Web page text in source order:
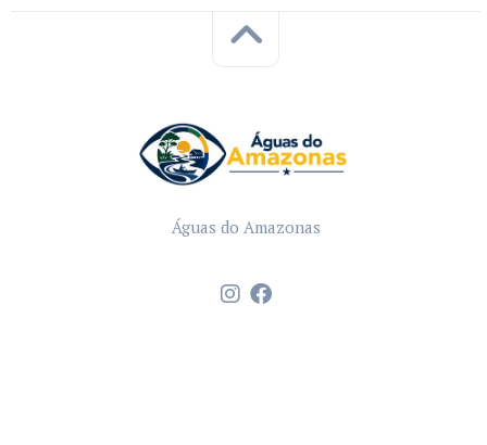
Águas do Amazonas